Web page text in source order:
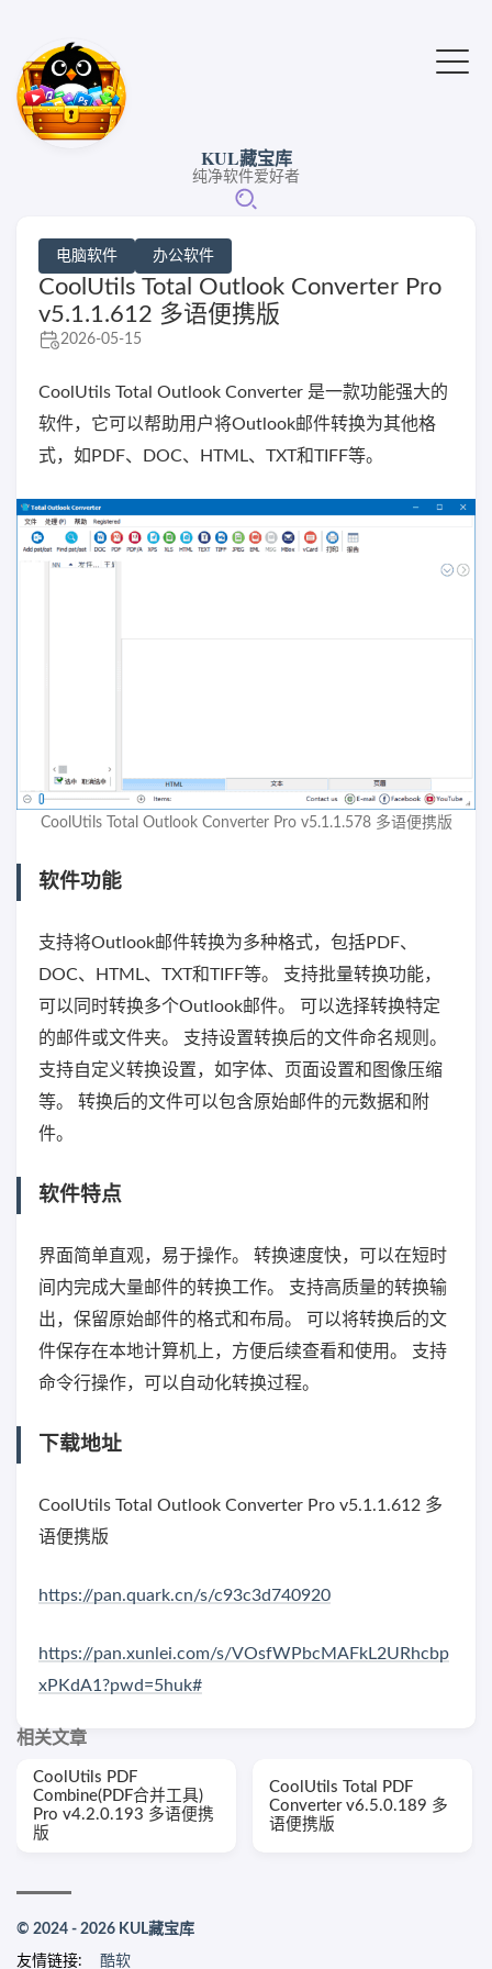
KUL藏宝库
纯净软件爱好者
电脑软件 办公软件
CoolUtils Total Outlook Converter Pro
v5.1.1.612 多语便携版
2026-05-15
CoolUtils Total Outlook Converter 是一款功能强大的
软件，它可以帮助用户将Outlook邮件转换为其他格
式，如PDF、DOC、HTML、TXT和TIFF等。
CoolUtils Total Outlook Converter Pro v5.1.1.578 多语便携版
软件功能
支持将Outlook邮件转换为多种格式，包括PDF、
DOC、HTML、TXT和TIFF等。 支持批量转换功能，
可以同时转换多个Outlook邮件。 可以选择转换特定
的邮件或文件夹。 支持设置转换后的文件命名规则。
支持自定义转换设置，如字体、页面设置和图像压缩
等。 转换后的文件可以包含原始邮件的元数据和附
件。
软件特点
界面简单直观，易于操作。 转换速度快，可以在短时
间内完成大量邮件的转换工作。 支持高质量的转换输
出，保留原始邮件的格式和布局。 可以将转换后的文
件保存在本地计算机上，方便后续查看和使用。 支持
命令行操作，可以自动化转换过程。
下载地址
CoolUtils Total Outlook Converter Pro v5.1.1.612 多
语便携版
https://pan.quark.cn/s/c93c3d740920
https://pan.xunlei.com/s/VOsfWPbcMAFkL2URhcbp
xPKdA1?pwd=5huk#
相关文章
CoolUtils PDF
Combine(PDF合并工具)
Pro v4.2.0.193 多语便携
版
CoolUtils Total PDF
Converter v6.5.0.189 多
语便携版
© 2024 - 2026 KUL藏宝库
友情链接: 酷软